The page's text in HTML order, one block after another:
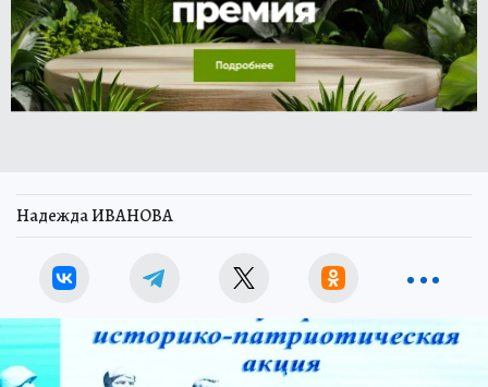
Надежда ИВАНОВА